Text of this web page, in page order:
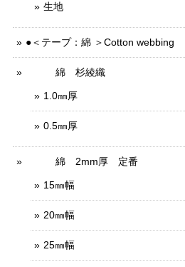
生地
●＜テープ：綿 ＞Cotton webbing
綿 杉綾織
1.0㎜厚
0.5㎜厚
綿 2mm厚 定番
15㎜幅
20㎜幅
25㎜幅